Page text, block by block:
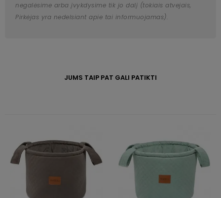
negalėsime arba įvykdysime tik jo dalį (tokiais atvejais,
Pirkėjas yra nedelsiant apie tai informuojamas).
JUMS TAIP PAT GALI PATIKTI